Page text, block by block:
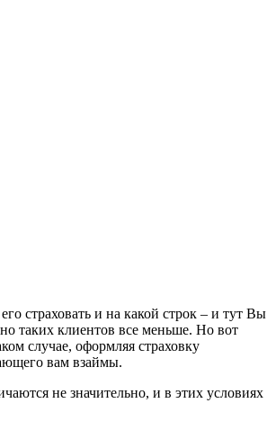
страховать и на какой строк – и тут Вы
таких клиентов все меньше. Но вот
случае, оформляя страховку
вам взаймы.
не значительно, и в этих условиях